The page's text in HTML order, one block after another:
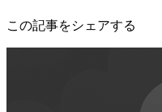
この記事をシェアする